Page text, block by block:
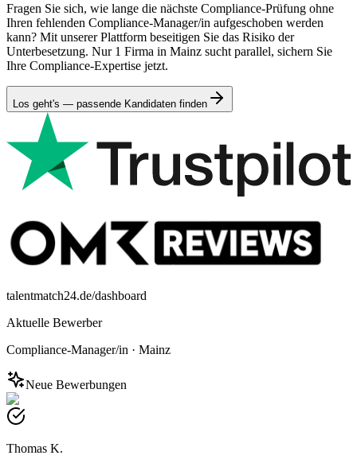
Fragen Sie sich, wie lange die nächste Compliance-Prüfung ohne
Ihren fehlenden Compliance-Manager/in aufgeschoben werden
kann? Mit unserer Plattform beseitigen Sie das Risiko der
Unterbesetzung. Nur 1 Firma in Mainz sucht parallel, sichern Sie
Ihre Compliance-Expertise jetzt.
Los geht's — passende Kandidaten finden
talentmatch24.de/dashboard
Aktuelle Bewerber
Compliance-Manager/in · Mainz
Neue Bewerbungen
Thomas K.